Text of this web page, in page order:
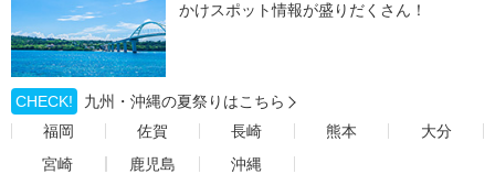
かけスポット情報が盛りだくさん！
CHECK!
九州・沖縄の夏祭りはこちら
福岡
佐賀 長崎 熊本
大分
宮崎
鹿児島 沖縄